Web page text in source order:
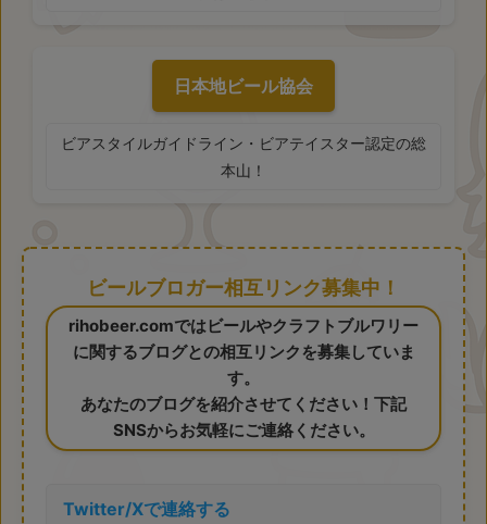
日本地ビール協会
ビアスタイルガイドライン・ビアテイスター認定の総
本山！
ビールブロガー相互リンク募集中！
rihobeer.comではビールやクラフトブルワリー
に関するブログとの相互リンクを募集していま
す。
あなたのブログを紹介させてください！下記
SNSからお気軽にご連絡ください。
Twitter/Xで連絡する